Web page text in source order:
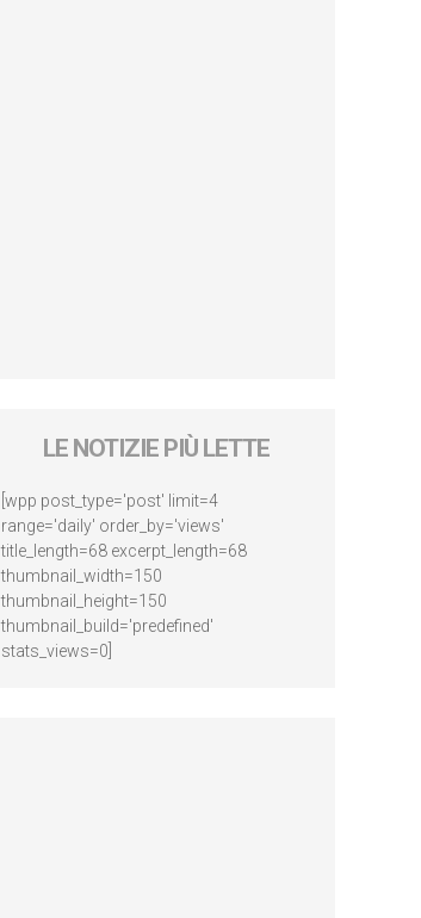
LE NOTIZIE PIÙ LETTE
[wpp post_type='post' limit=4
range='daily' order_by='views'
title_length=68 excerpt_length=68
thumbnail_width=150
thumbnail_height=150
thumbnail_build='predefined'
stats_views=0]